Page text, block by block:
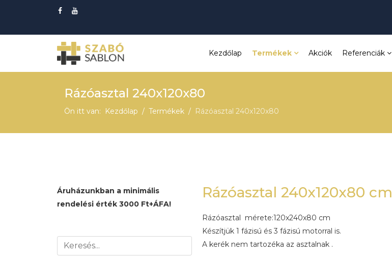
Kezdőlap Termékek Akciók Referenciák
Rázóasztal 240x120x80
Ön itt van: Kezdőlap Termékek Rázóasztal 240x120x80
Áruházunkban a minimális
rendelési érték 3000 Ft+ÁFA!
Rázóasztal 240x120x80 cm
Rázóasztal mérete:120x240x80 cm
Készítjük 1 fázisú és 3 fázisú motorral is.
A kerék nem tartozéka az asztalnak .